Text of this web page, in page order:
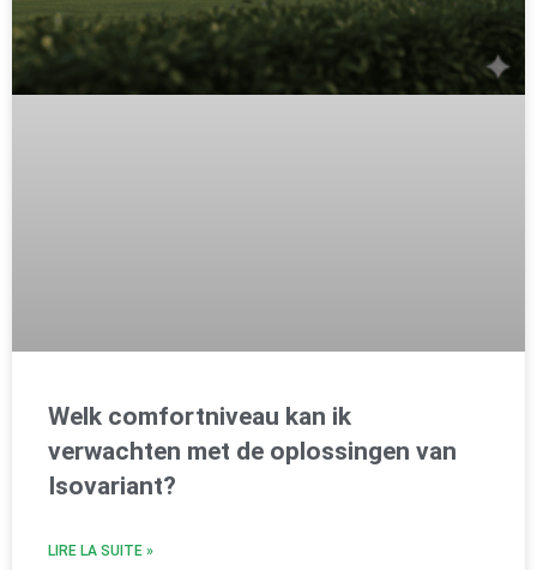
Welk comfortniveau kan ik
verwachten met de oplossingen van
Isovariant?
LIRE LA SUITE »